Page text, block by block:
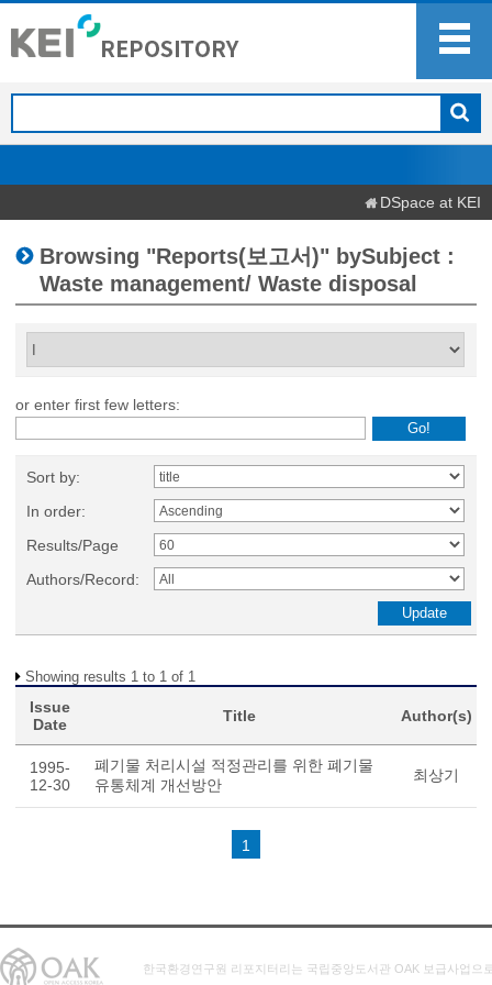
DSpace at KEI
Browsing "Reports(보고서)" bySubject :
Waste management/ Waste disposal
or enter first few letters:
Sort by:
In order:
Results/Page
Authors/Record:
Showing results 1 to 1 of 1
Issue
Date
Title Author(s)
1995-
12-30
폐기물 처리시설 적정관리를 위한 폐기물
유통체계 개선방안
최상기
1
한국환경연구원 리포지터리는 국립중앙도서관 OAK 보급사업